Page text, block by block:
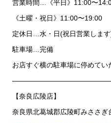
営業時間…《平日》11:00〜
《土曜・祝日》11:00〜19:00
定休日…水・日(祝日営業しま
駐車場…完備
お店すぐ横の駐車場に停めてい
【奈良広陵店】
奈良県北葛城郡広陵町みささぎ